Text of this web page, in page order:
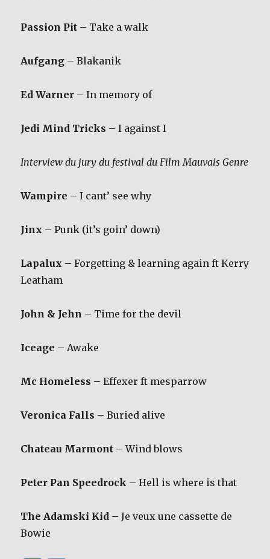
Passion Pit – Take a walk
Aufgang – Blakanik
Ed Warner – In memory of
Jedi Mind Tricks – I against I
Interview du jury du festival du Film Mauvais Genre
Wampire – I cant’ see why
Jinx – Punk (it’s goin’ down)
Lapalux – Forgetting & learning again ft Kerry
Leatham
John & Jehn – Time for the devil
Iceage – Awake
Mc Homeless – Effexer ft mesparrow
Veronica Falls – Buried alive
Chateau Marmont – Wind blows
Peter Pan Speedrock – Hell is where is that
The Adamski Kid – Je veux une cassette de
Bowie